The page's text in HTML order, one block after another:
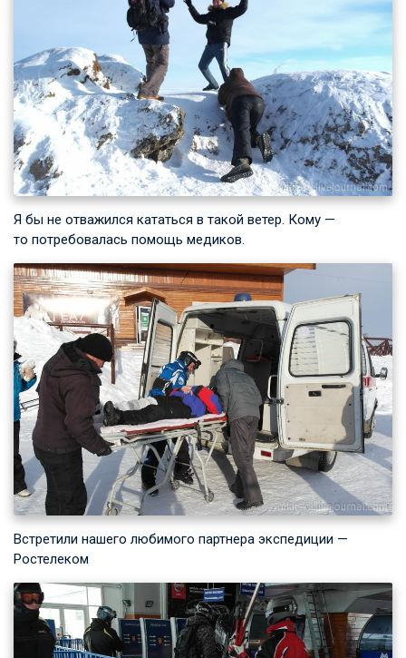
Я бы не отважился кататься в такой ветер. Кому —
то потребовалась помощь медиков.
Встретили нашего любимого партнера экспедиции —
Ростелеком